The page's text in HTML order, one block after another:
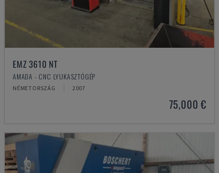
EMZ 3610 NT
AMADA - CNC LYUKASZTÓGÉP
NÉMETORSZÁG 2007
75,000 €